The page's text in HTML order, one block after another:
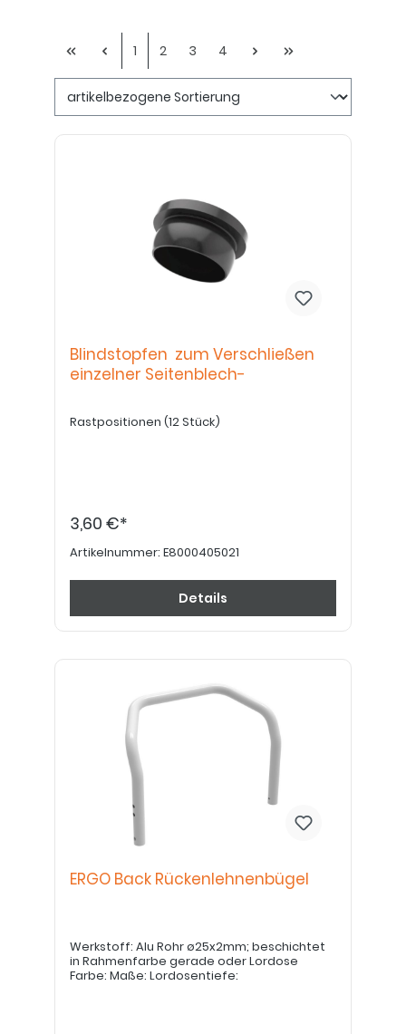
1 2 3 4
Blindstopfen zum Verschließen
einzelner Seitenblech-
Rastpositionen (12 Stück)
3,60 €*
Artikelnummer: E8000405021
Details
ERGO Back Rückenlehnenbügel
Werkstoff: Alu Rohr ø25x2mm; beschichtet
in Rahmenfarbe gerade oder Lordose
Farbe: Maße: Lordosentiefe: